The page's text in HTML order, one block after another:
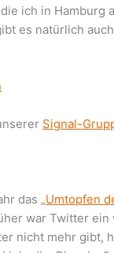
ich in Hamburg
es natürlich
Signal-
das „Umtopfen
war Twitter
nicht mehr gibt,